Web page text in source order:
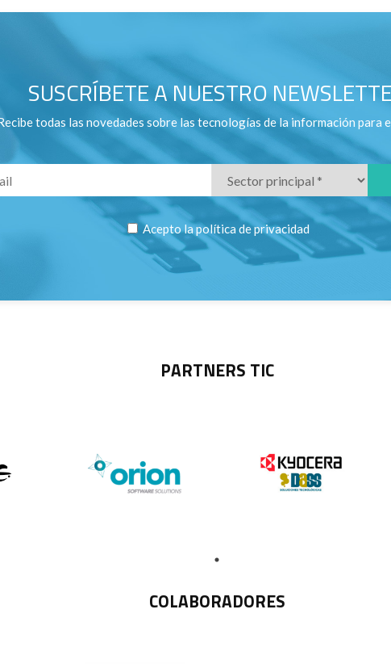
SUSCRÍBETE A NUESTRO
todas las novedades sobre las tecnologías de la información para
Acepto lapolítica de privacidad
PARTNERS TIC
COLABORADORES